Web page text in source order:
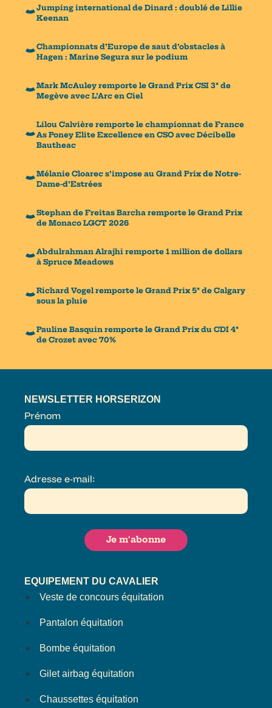
Jumping international de Dinard : doublé de Lillie
Keenan
Championnats d’Europe de saut d’obstacles à
Hagen : Marine Segura sur le podium
Mark McAuley remporte le Grand Prix CSI 3* de
Megève avec L’Arc en Ciel
Lilou Calvière remporte le championnat de France
As Poney Elite Excellence en CSO avec Décibelle
Bautheac
Mélanie Cloarec s’impose au Grand Prix de Notre-
Dame-d’Estrées
Stephan de Freitas Barcha remporte le Grand Prix
de Monaco LGCT 2026
Abdulrahman Alrajhi remporte 1 million de dollars
à Spruce Meadows
Richard Vogel remporte le Grand Prix 5* de Calgary
sous la pluie
Pauline Basquin remporte le Grand Prix du CDI 4*
de Crozet avec 70%
EQUIPEMENT DU CAVALIER
Veste de concours équitation
Pantalon équitation
Bombe équitation
Gilet airbag équitation
Chaussettes équitation
NEWSLETTER HORSERIZON
Prénom
Adresse e-mail: